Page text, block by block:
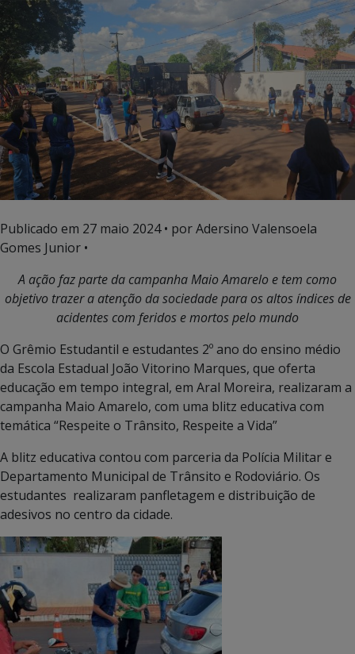
Publicado em 27 maio 2024• por Adersino Valensoela
Gomes Junior •
A ação faz parte da campanha Maio Amarelo e tem como
objetivo trazer a atenção da sociedade para os altos índices de
acidentes com feridos e mortos pelo mundo
O Grêmio Estudantil e estudantes 2º ano do ensino médio
da Escola Estadual João Vitorino Marques, que oferta
educação em tempo integral, em Aral Moreira, realizaram a
campanha Maio Amarelo, com uma blitz educativa com
temática “Respeite o Trânsito, Respeite a Vida”
A blitz educativa contou com parceria da Polícia Militar e
Departamento Municipal de Trânsito e Rodoviário. Os
estudantes realizaram panfletagem e distribuição de
adesivos no centro da cidade.